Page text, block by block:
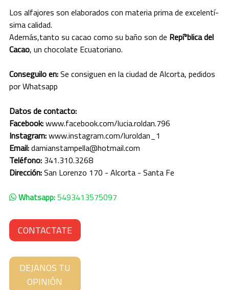
SALTA
SAN JUAN
SANTA CRUZ
SANTA FE
SANTIAGO DEL ESTERO
TIERRA DEL FUEGO
TUCUMÁN
Los alfajores son elaborados con materia prima de excelentí­
sima calidad.
Además,tanto su cacao como su baño son de Repíºblica del
Cacao, un chocolate Ecuatoriano.
Conseguilo en:Se consiguen en la ciudad de Alcorta, pedidos
por Whatsapp
Datos de contacto:
Facebook:www.facebook.com/lucia.roldan.796
Instagram:www.instagram.com/luroldan_1
Email:damianstampella@hotmail.com
Teléfono:341.310.3268
Dirección:San Lorenzo 170 - Alcorta - Santa Fe
Whatsapp:5493413575097
CONTACTATE
DEJANOS TU
OPINIÓN